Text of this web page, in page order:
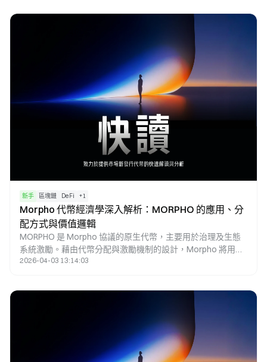
新手 區塊鏈 DeFi +1
Morpho 代幣經濟學深入解析：MORPHO 的應用、分
配方式與價值邏輯
MORPHO 是 Morpho 協議的原生代幣，主要用於治理及生態
系統激勵。藉由代幣分配與激勵機制的設計，Morpho 將用戶
行為、協議發展與治理權利緊密結合，進而在去中心化借貸體
2026-04-03 13:14:03